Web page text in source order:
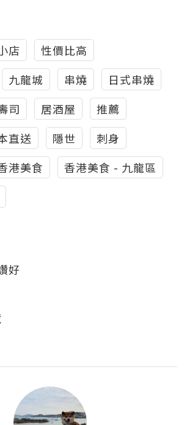
店
性價比高
九龍城 串燒
日式串燒
司 居酒屋
推薦
直送 隱世
刺身
港美食
香港美食 - 九龍區
好